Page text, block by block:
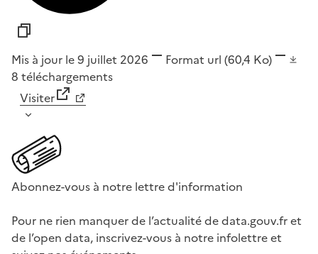
Mis à jour le 9 juillet 2026 Format url (60,4 Ko)
8 téléchargements
Visiter
Abonnez-vous à notre lettre d'information
Pour ne rien manquer de l’actualité de data.gouv.fr et
de l’open data, inscrivez-vous à notre infolettre et